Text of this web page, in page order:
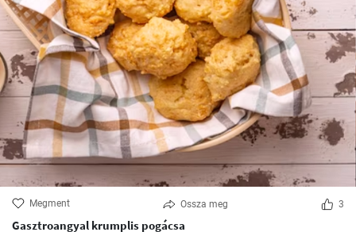
Megment Ossza meg 3
Gasztroangyal krumplis pogácsa